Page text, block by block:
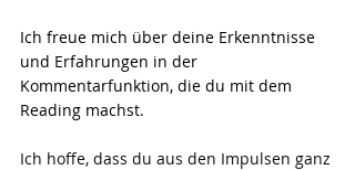
Ich freue mich über deine Erkenntnisse
und Erfahrungen in der
Kommentarfunktion, die du mit dem
Reading machst.
Ich hoffe, dass du aus den Impulsen ganz